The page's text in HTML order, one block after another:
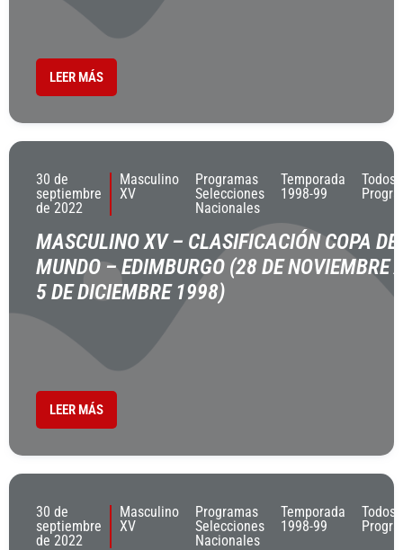
LEER MÁS
30 de
septiembre
de 2022
Masculino
XV
Programas
Selecciones
Nacionales
Temporada
1998-99
Todos
MASCULINO XV – CLASIFICACIÓN COPA
MUNDO – EDIMBURGO (28 DE NOVIEMBRE
5 DE DICIEMBRE 1998)
LEER MÁS
30 de
septiembre
de 2022
Masculino
XV
Programas
Selecciones
Nacionales
Temporada
1998-99
Todos